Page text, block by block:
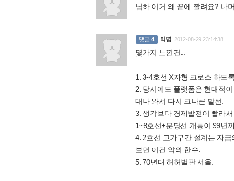
님하 이거 왜 끝에 짤려요? 나
댓글4 익명 2012-08-29 23:14:38
몇가지 느낀건...
1. 3-4호선 X자형 크로스 하도
2. 당시에도 플랫폼은 현대적
대나 와서 다시 크나큰 발전.
3. 생각보다 경제발전이 빨라
1~8호선+분당선 개통이 99년
4. 2호선 고가구간 설계는 자
보면 이건 악의 한수.
5. 70년대 허허벌판 서울.